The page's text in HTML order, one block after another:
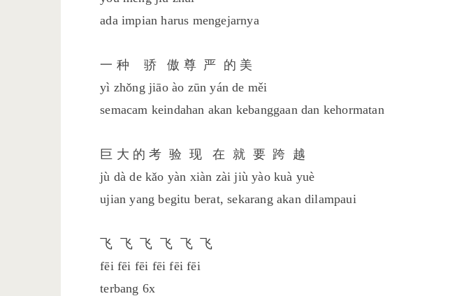
ada impian harus mengejarnya
一 种 骄 傲 尊 严 的 美
yì zhǒng jiāo ào zūn yán de měi
semacam keindahan akan kebanggaan dan kehormatan
巨 大 的 考 验 现 在 就 要 跨 越
jù dà de kǎo yàn xiàn zài jiù yào kuà yuè
ujian yang begitu berat, sekarang akan dilampaui
飞 飞 飞 飞 飞 飞
fēi fēi fēi fēi fēi fēi
terbang 6x